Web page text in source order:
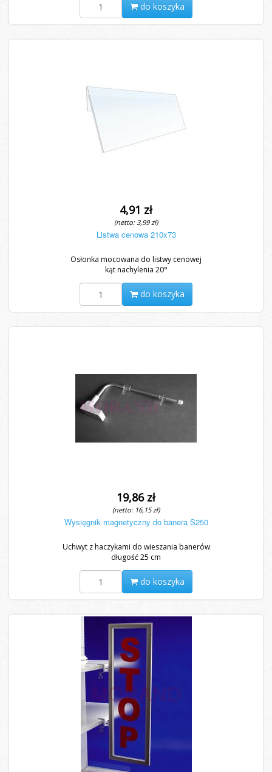
do koszyka
4,91 zł
(netto: 3,99 zł)
Listwa cenowa 210x73
Osłonka mocowana do listwy cenowej
kąt nachylenia 20°
do koszyka
19,86 zł
(netto: 16,15 zł)
Wysięgnik magnetyczny do banera S250
Uchwyt z haczykami do wieszania banerów
długość 25 cm
do koszyka